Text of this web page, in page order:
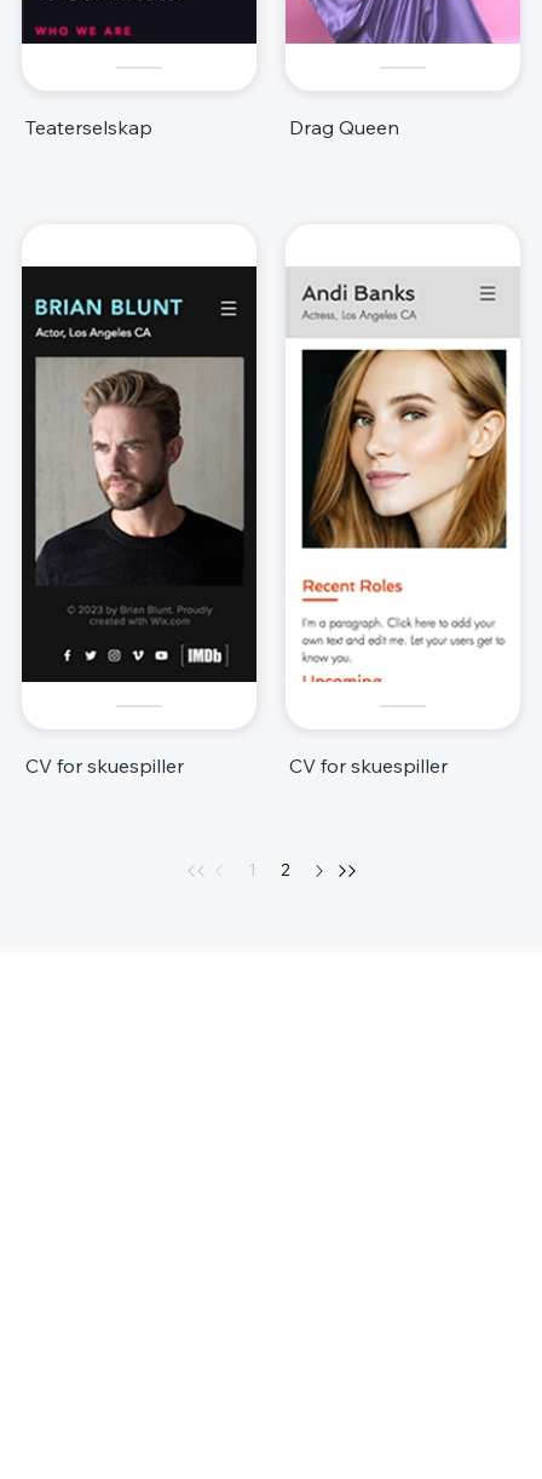
Teaterselskap Drag Queen
CV for skuespiller CV for skuespiller
1 2